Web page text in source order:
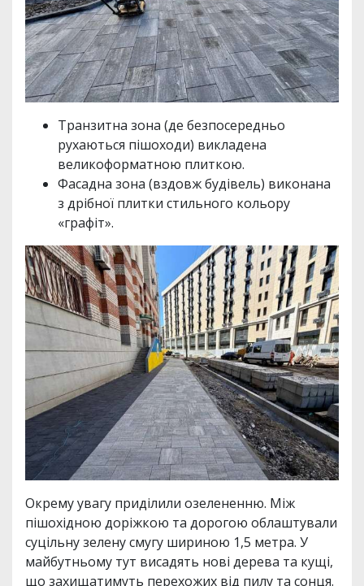
Транзитна зона (де безпосередньо
рухаються пішоходи) викладена
великоформатною плиткою.
Фасадна зона (вздовж будівель) виконана
з дрібної плитки стильного кольору
«графіт».
Окрему увагу приділили озелененню. Між
пішохідною доріжкою та дорогою облаштували
суцільну зелену смугу шириною 1,5 метра. У
майбутньому тут висадять нові дерева та кущі,
що захищатимуть перехожих від пилу та сонця.